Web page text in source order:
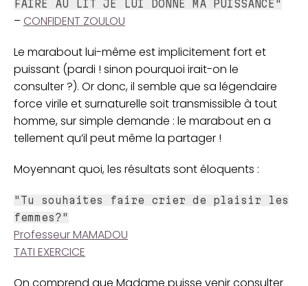
FAIRE AU LIT JE LUI DONNE MA PUISSANCE"
– CONFIDENT ZOULOU
Le marabout lui-même est implicitement fort et
puissant (pardi ! sinon pourquoi irait-on le
consulter ?). Or donc, il semble que sa légendaire
force virile et surnaturelle soit transmissible à tout
homme, sur simple demande : le marabout en a
tellement qu’il peut même la partager !
Moyennant quoi, les résultats sont éloquents :
"Tu souhaites faire crier de plaisir les
femmes?"
Professeur MAMADOU
TATI EXERCICE